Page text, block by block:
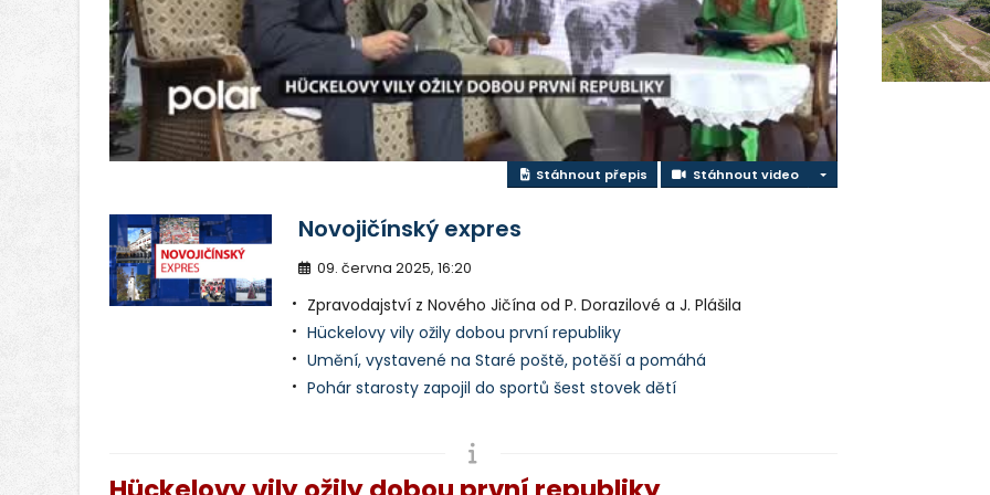
video
Stáhnout přepis Stáhnout video Stáhnout video
Novojičínský expres
09. června 2025, 16:20
Zpravodajství z Nového Jičína od P. Dorazilové a J. Plášila
Hückelovy vily ožily dobou první republiky
Umění, vystavené na Staré poště, potěší a pomáhá
Pohár starosty zapojil do sportů šest stovek dětí